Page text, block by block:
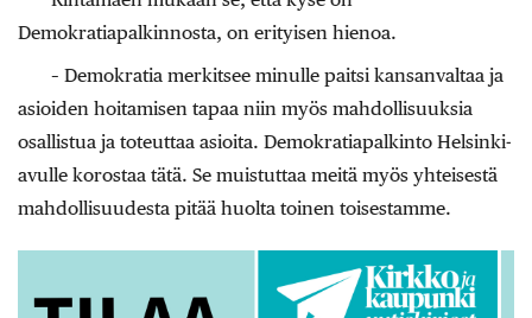
Demokratiapalkinnosta, on erityisen hienoa.
– Demokratia merkitsee minulle paitsi kansanvaltaa ja
asioiden hoitamisen tapaa niin myös mahdollisuuksia
osallistua ja toteuttaa asioita. Demokratiapalkinto Helsinki-
avulle korostaa tätä. Se muistuttaa meitä myös yhteisestä
mahdollisuudesta pitää huolta toinen toisestamme.